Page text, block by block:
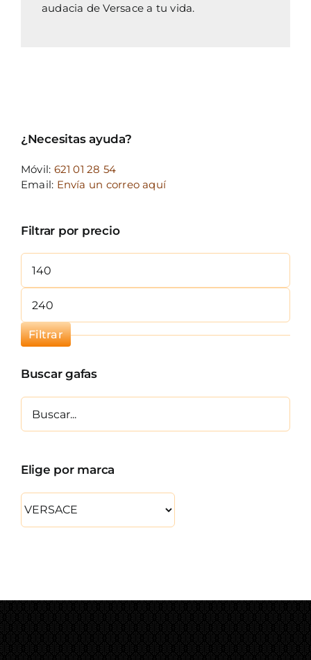
audacia de Versace a tu vida.
¿Necesitas ayuda?
Móvil: 621 01 28 54
Email: Envía un correo aquí
Filtrar por precio
Precio
mínimo
Precio
máximo
Filtrar
Buscar gafas
Elige por marca